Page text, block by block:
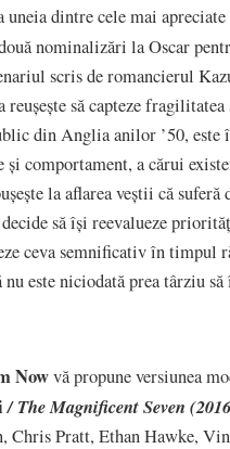
uneia dintre cele mai
nominalizări la Oscar
scris de romancierul
să capteze
din Anglia anilor ’50,
comportament, a cărui
la aflarea veștii că suferă
să își reevalueze
ceva semnificativ în timpul
este niciodată prea târziu
Nowvă propune versiunea
/ The Magnificent Seven (2016
Chris Pratt, Ethan Hawke,